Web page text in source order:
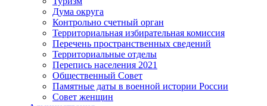
Дума округа
Контрольно счетный орган
Территориальная избирательная комиссия
Перечень пространственных сведений
Территориальные отделы
Перепись населения 2021
Общественный Совет
Памятные даты в военной истории России
Совет женщин